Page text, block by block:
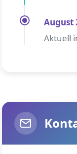
August
Aktuell